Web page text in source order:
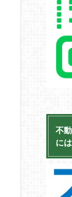
不
に